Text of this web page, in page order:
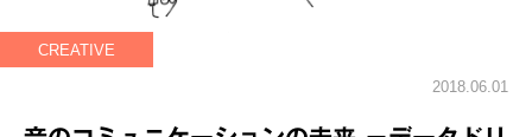
CREATIVE
2018.06.01